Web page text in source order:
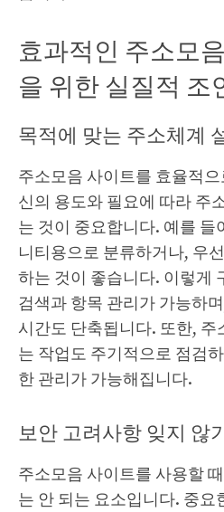
효과적인 주소모
을 위한 실질적 조
목적에 맞는 주소체계
주소모음 사이트를 효율적
신의 용도와 필요에 따라 주
는 것이 중요합니다. 예를 들
니티용으로 분류하거나, 우
하는 것이 좋습니다. 이렇게
검색과 항목 관리가 가능하
시간도 단축됩니다. 또한,
는 작업도 주기적으로 점검
한 관리가 가능해집니다.
보안 고려사항 잊지 않
주소모음 사이트를 사용할
는 안 되는 요소입니다. 중요